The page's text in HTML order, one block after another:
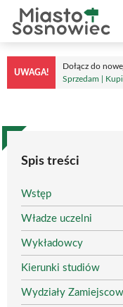
Przejdź
treści
UWAGA!
Dołącz do
Sprzedam |
Spis treści
Wstęp
Władze uczelni
Wykładowcy
Kierunki studiów
Wydziały